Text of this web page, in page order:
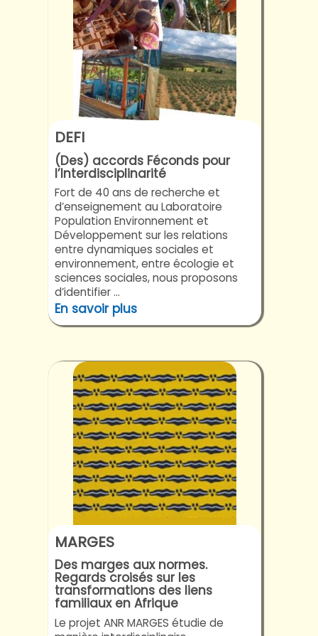
DEFI
(Des) accords Féconds pour
l’Interdisciplinarité
Fort de 40 ans de recherche et
d’enseignement au Laboratoire
Population Environnement et
Développement sur les relations
entre dynamiques sociales et
environnement, entre écologie et
sciences sociales, nous proposons
d’identifier ...
En savoir plus
MARGES
Des marges aux normes.
Regards croisés sur les
transformations des liens
familiaux en Afrique
Le projet ANR MARGES étudie de